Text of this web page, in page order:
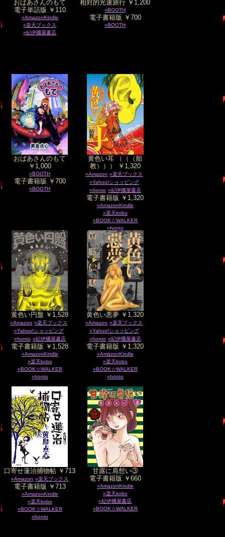
おばあさんのもて
電子単話版 ￥110
»AmazonKindle
»楽天ブックス
»紀伊國屋書店
相対的光速旅行 ￥1,200
»BOOTH
電子書籍版 ￥700
»BOOTH
おばあさんのもて
￥1,000
»BOOTH
電子書籍版 ￥700
»BOOTH
黄色い耳 （（（胎
教））） ￥1,320
»Amazon »楽天ブックス
»Yahoo!ショッピング
»honto »紀伊國屋書店
電子書籍版 ￥1,320
»AmazonKindle
»楽天kobo
»BOOK☆WALKER
»honto
黄色い円盤 ￥1,528
»Amazon »楽天ブックス
»Yahoo!ショッピング
»honto »紀伊國屋書店
電子書籍版 ￥1,528
»AmazonKindle
»楽天kobo
»BOOK☆WALKER
»honto
黄色い悪夢 ￥1,320
»Amazon »楽天ブックス
»Yahoo!ショッピング
»honto »紀伊國屋書店
電子書籍版 ￥1,320
»AmazonKindle
»楽天kobo
»BOOK☆WALKER
»honto
口寄せ蓮治捕物帖 ￥713
»Amazon »楽天ブックス
電子書籍版 ￥713
»AmazonKindle
»楽天kobo
»BOOK☆WALKER
»honto
甘露に肩想い③
電子書籍版 ￥660
»AmazonKindle
»楽天kobo
»紀伊國屋書店
»BOOK☆WALKER